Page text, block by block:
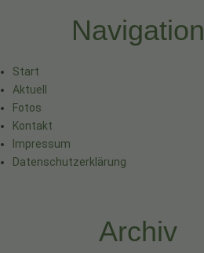
Navigation
Start
Aktuell
Fotos
Kontakt
Impressum
Datenschutzerklärung
Archiv